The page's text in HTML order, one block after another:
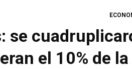
se
el 10% de